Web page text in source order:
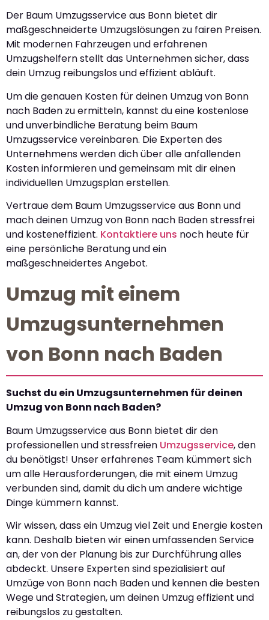
Der Baum Umzugsservice aus Bonn bietet dir
maßgeschneiderte Umzugslösungen zu fairen Preisen.
Mit modernen Fahrzeugen und erfahrenen
Umzugshelfern stellt das Unternehmen sicher, dass
dein Umzug reibungslos und effizient abläuft.
Um die genauen Kosten für deinen Umzug von Bonn
nach Baden zu ermitteln, kannst du eine kostenlose
und unverbindliche Beratung beim Baum
Umzugsservice vereinbaren. Die Experten des
Unternehmens werden dich über alle anfallenden
Kosten informieren und gemeinsam mit dir einen
individuellen Umzugsplan erstellen.
Vertraue dem Baum Umzugsservice aus Bonn und
mach deinen Umzug von Bonn nach Baden stressfrei
und kosteneffizient. Kontaktiere uns noch heute für
eine persönliche Beratung und ein
maßgeschneidertes Angebot.
Umzug mit einem
Umzugsunternehmen
von Bonn nach Baden
Suchst du ein Umzugsunternehmen für deinen
Umzug von Bonn nach Baden?
Baum Umzugsservice aus Bonn bietet dir den
professionellen und stressfreien Umzugsservice, den
du benötigst! Unser erfahrenes Team kümmert sich
um alle Herausforderungen, die mit einem Umzug
verbunden sind, damit du dich um andere wichtige
Dinge kümmern kannst.
Wir wissen, dass ein Umzug viel Zeit und Energie kosten
kann. Deshalb bieten wir einen umfassenden Service
an, der von der Planung bis zur Durchführung alles
abdeckt. Unsere Experten sind spezialisiert auf
Umzüge von Bonn nach Baden und kennen die besten
Wege und Strategien, um deinen Umzug effizient und
reibungslos zu gestalten.